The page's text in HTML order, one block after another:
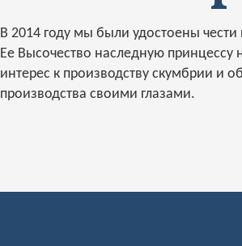
В 2014 году мы были удостоены чести
Ее Высочество наследную
интерес к производству скумбрии и
производства своими глазами.